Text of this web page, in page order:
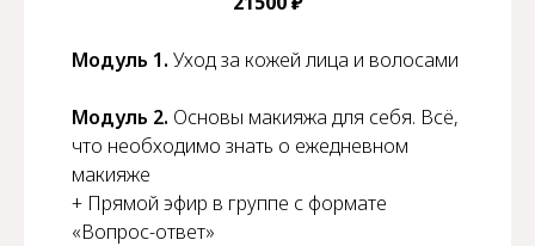
Модуль 1. Уход за кожей лица и волосами
Модуль 2. Основы макияжа для себя. Всё,
что необходимо знать о ежедневном
макияже
+ Прямой эфир в группе с формате
«Вопрос-ответ»